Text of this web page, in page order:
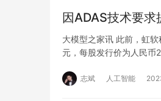
因ADAS技术要
大模型之家讯 此前，虹
元，每股发行价为人民
志斌 人工智能